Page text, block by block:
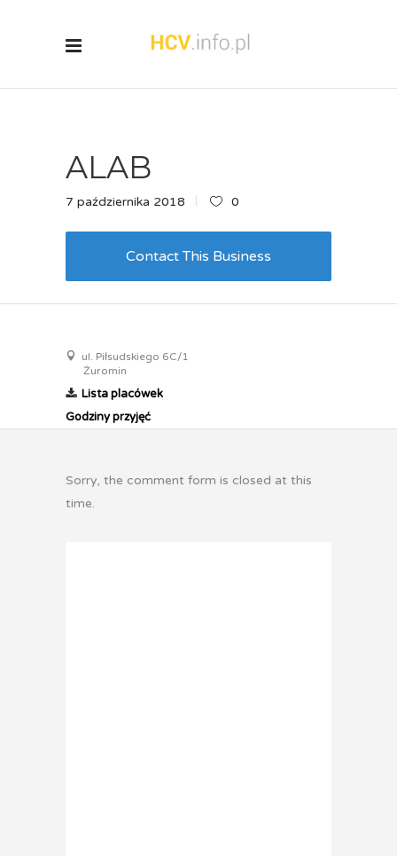
ALAB
7 października 2018 0
Contact This Business
ul. Piłsudskiego 6C/1
Żuromin
Lista placówek
Godziny przyjęć
Sorry, the comment form is closed at this
time.